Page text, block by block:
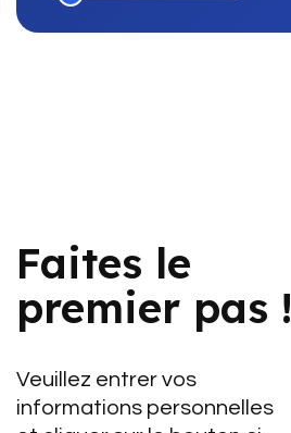
Faites le
premier pas !
Veuillez entrer vos
informations personnelles